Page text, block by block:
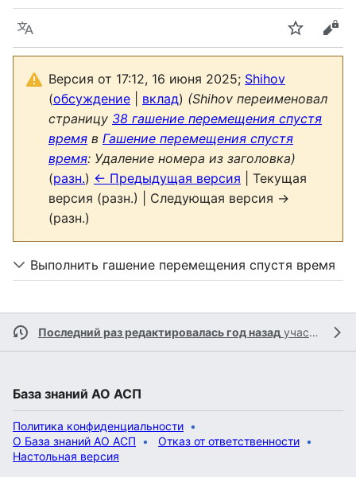
Язык Следить
Версия от 17:12, 16 июня 2025; Shihov
(обсуждение вклад) (Shihov переименовал
страницу 38 гашение перемещения спустя
время в Гашение перемещения спустя
время: Удаление номера из заголовка)
(разн.) ← Предыдущая версия | Текущая
версия (разн.) | Следующая версия →
(разн.)
Выполнить гашение перемещения спустя время
Последний раз редактировалась год назад участником
База знаний АО АСП
Политика конфиденциальности
О База знаний АО АСП
Отказ от ответственности
Настольная версия